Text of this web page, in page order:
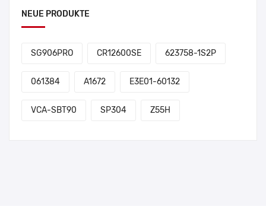
NEUE PRODUKTE
SG906PRO CR12600SE 623758-1S2P
061384 A1672 E3E01-60132
VCA-SBT90 SP304 Z55H